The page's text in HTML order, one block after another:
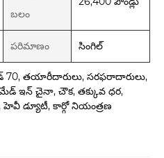
బలం
పరిమాణం సింగిల్
70, తయారీదారులు, సరఫరాదారులు,
ఇన్ చైనా, చౌక, తక్కువ ధర,
హెవీ డ్యూటీ, కార్గో నియంత్రణ